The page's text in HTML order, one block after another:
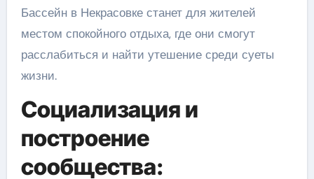
Бассейн в Некрасовке станет для жителей
местом спокойного отдыха, где они смогут
расслабиться и найти утешение среди суеты
жизни.
Социализация и
построение
сообщества: